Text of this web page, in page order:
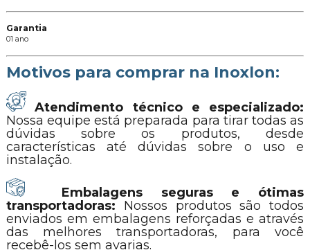
Garantia
01 ano
Motivos para comprar na Inoxlon:
Atendimento técnico e especializado:
Nossa equipe está preparada para tirar todas as
dúvidas sobre os produtos, desde
características até dúvidas sobre o uso e
instalação.
Embalagens seguras e ótimas
transportadoras: Nossos produtos são todos
enviados em embalagens reforçadas e através
das melhores transportadoras, para você
recebê-los sem avarias.